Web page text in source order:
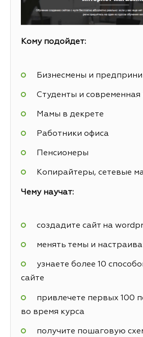
Кому подойдет:
Бизнесмены и
Студенты и
Мамы в декрете
Работники офиса
Пенсионеры
Копирайтеры, сетевые
Чему научат:
создадите сайт на
менять темы и
узнаете более 10
сайте
привлечете первых 100
во время курса
получите пошаговую